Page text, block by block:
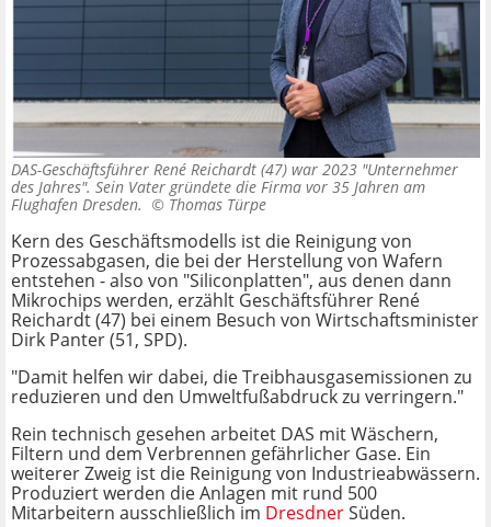
DAS-Geschäftsführer René Reichardt (47) war 2023 "Unternehmer
des Jahres". Sein Vater gründete die Firma vor 35 Jahren am
Flughafen Dresden. © Thomas Türpe
Kern des Geschäftsmodells ist die Reinigung von
Prozessabgasen, die bei der Herstellung von Wafern
entstehen - also von "Siliconplatten", aus denen dann
Mikrochips werden, erzählt Geschäftsführer René
Reichardt (47) bei einem Besuch von Wirtschaftsminister
Dirk Panter (51, SPD).
"Damit helfen wir dabei, die Treibhausgasemissionen zu
reduzieren und den Umweltfußabdruck zu verringern."
Rein technisch gesehen arbeitet DAS mit Wäschern,
Filtern und dem Verbrennen gefährlicher Gase. Ein
weiterer Zweig ist die Reinigung von Industrieabwässern.
Produziert werden die Anlagen mit rund 500
Mitarbeitern ausschließlich im DresdnerSüden.